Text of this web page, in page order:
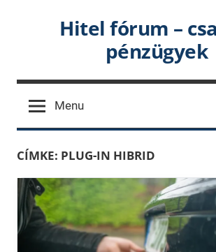
Hitel fórum –
pénzügyek
Menu
CÍMKE: PLUG-IN HIBRID